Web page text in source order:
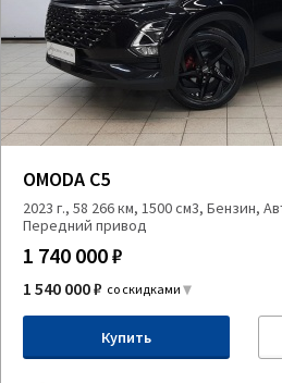
OMODA C5
2023 г., 58 266 км, 1500 см3, Бензин,
Передний привод
1 740 000 ₽
1 540 000 ₽ со скидками
Купить